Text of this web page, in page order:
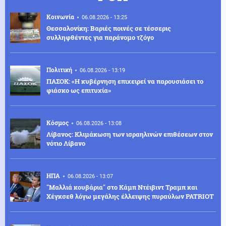
Κοινωνία 06.08.2026 - 13:25
Θεσσαλονίκη: Βαριές ποινές σε τέσσερις
συλληφθέντες για παράνομο τζόγο
Πολιτική 06.08.2026 - 13:19
ΠΑΣΟΚ: «Η κυβέρνηση επιχειρεί να παρουσιάσει το
φιάσκο ως επιτυχία»
Κόσμος 06.08.2026 - 13:08
Λίβανος: Κλιμάκωση των ισραηλινών επιθέσεων στον
νότιο Λίβανο
ΗΠΑ 06.08.2026 - 13:07
"Μαλλιά κουβάρια" στο Κάμπ Ντέιβιντ Τραμπ και
Χέγκσεθ λόγω μεγάλης έλλειψης πυραύλων PATRIOT